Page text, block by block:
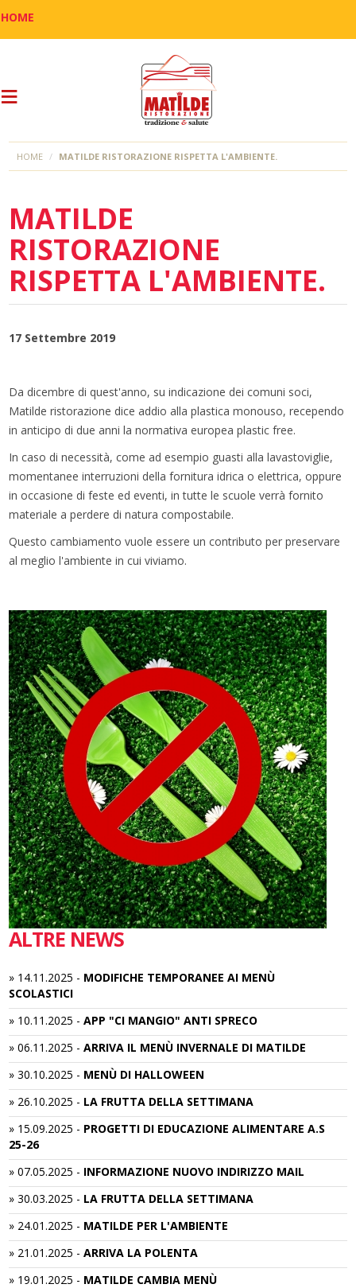
HOME
HOME MATILDE RISTORAZIONE RISPETTA L'AMBIENTE.
MATILDE
RISTORAZIONE
RISPETTA L'AMBIENTE.
17 Settembre 2019
Da dicembre di quest'anno, su indicazione dei comuni soci,
Matilde ristorazione dice addio alla plastica monouso, recependo
in anticipo di due anni la normativa europea plastic free.
In caso di necessità, come ad esempio guasti alla lavastoviglie,
momentanee interruzioni della fornitura idrica o elettrica, oppure
in occasione di feste ed eventi, in tutte le scuole verrà fornito
materiale a perdere di natura compostabile.
Questo cambiamento vuole essere un contributo per preservare
al meglio l'ambiente in cui viviamo.
ALTRE NEWS
» 14.11.2025 - MODIFICHE TEMPORANEE AI MENÙ
SCOLASTICI
» 10.11.2025 - APP "CI MANGIO" ANTI SPRECO
» 06.11.2025 - ARRIVA IL MENÙ INVERNALE DI MATILDE
» 30.10.2025 - MENÙ DI HALLOWEEN
» 26.10.2025 - LA FRUTTA DELLA SETTIMANA
» 15.09.2025 - PROGETTI DI EDUCAZIONE ALIMENTARE A.S
25-26
» 07.05.2025 - INFORMAZIONE NUOVO INDIRIZZO MAIL
» 30.03.2025 - LA FRUTTA DELLA SETTIMANA
» 24.01.2025 - MATILDE PER L'AMBIENTE
» 21.01.2025 - ARRIVA LA POLENTA
» 19.01.2025 - MATILDE CAMBIA MENÙ